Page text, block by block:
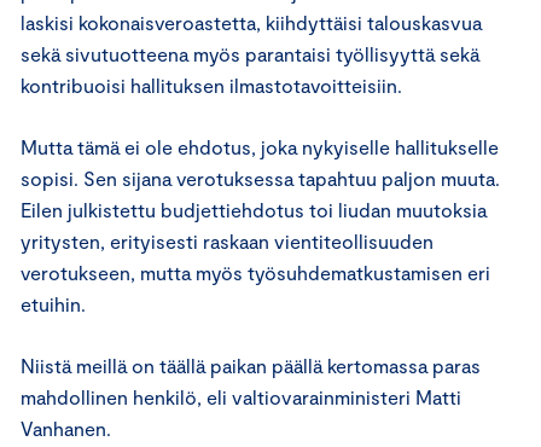
laskisi kokonaisveroastetta, kiihdyttäisi talouskasvua
sekä sivutuotteena myös parantaisi työllisyyttä sekä
kontribuoisi hallituksen ilmastotavoitteisiin.
Mutta tämä ei ole ehdotus, joka nykyiselle hallitukselle
sopisi. Sen sijana verotuksessa tapahtuu paljon muuta.
Eilen julkistettu budjettiehdotus toi liudan muutoksia
yritysten, erityisesti raskaan vientiteollisuuden
verotukseen, mutta myös työsuhdematkustamisen eri
etuihin.
Niistä meillä on täällä paikan päällä kertomassa paras
mahdollinen henkilö, eli valtiovarainministeri Matti
Vanhanen.